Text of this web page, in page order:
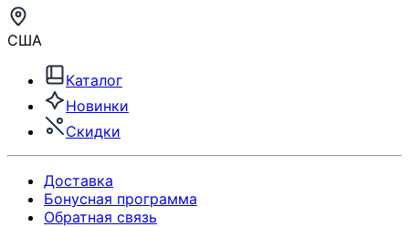
США
Каталог
Новинки
Скидки
Доставка
Бонусная программа
Обратная связь